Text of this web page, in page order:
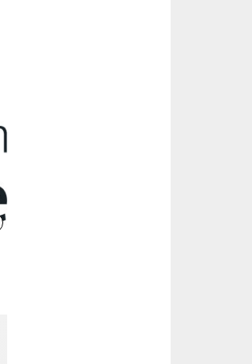
Deutsches Zentrum Kulturgutverluste